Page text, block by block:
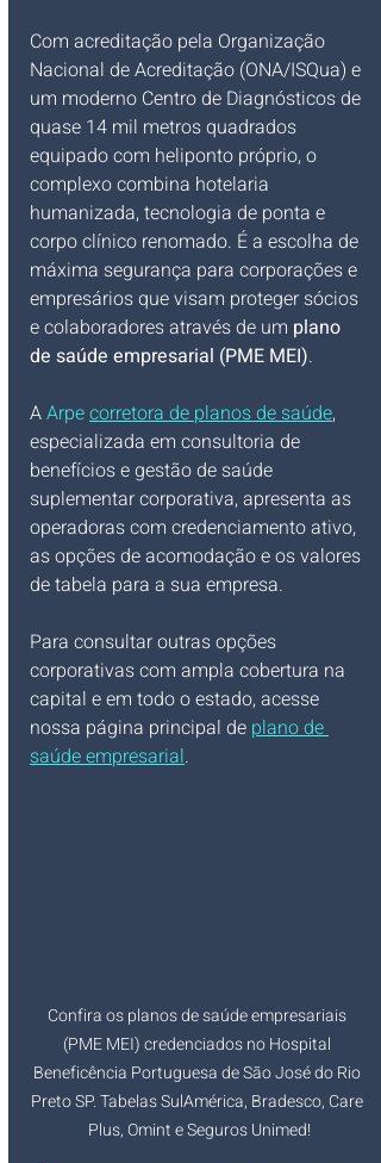
Com acreditação pela Organização
Nacional de Acreditação (ONA/ISQua) e
um moderno Centro de Diagnósticos de
quase 14 mil metros quadrados
equipado com heliponto próprio, o
complexo combina hotelaria
humanizada, tecnologia de ponta e
corpo clínico renomado. É a escolha de
máxima segurança para corporações e
empresários que visam proteger sócios
e colaboradores através de um plano
de saúde empresarial (PME MEI).
A Arpe corretora de planos de saúde,
especializada em consultoria de
benefícios e gestão de saúde
suplementar corporativa, apresenta as
operadoras com credenciamento ativo,
as opções de acomodação e os valores
de tabela para a sua empresa.
Para consultar outras opções
corporativas com ampla cobertura na
capital e em todo o estado, acesse
nossa página principal de plano de
saúde empresarial.
Confira os planos de saúde empresariais
(PME MEI) credenciados no Hospital
Beneficência Portuguesa de São José do Rio
Preto SP. Tabelas SulAmérica, Bradesco, Care
Plus, Omint e Seguros Unimed!